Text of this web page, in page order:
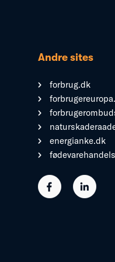
Andre sites
forbrug.dk
energianke.dk